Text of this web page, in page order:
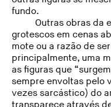
fundo.
Outras obras da
grotescos em cenas
mote ou a razão de
principalmente, uma
as figuras que
sempre envoltas pelo
vezes sarcástico) do
transparece através